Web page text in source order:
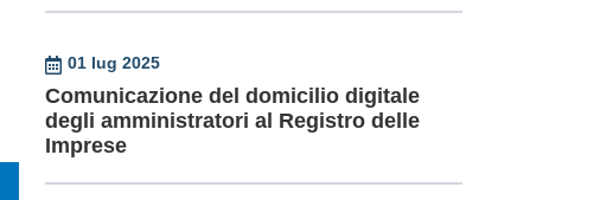
01 lug 2025
Comunicazione del domicilio digitale
degli amministratori al Registro delle
Imprese